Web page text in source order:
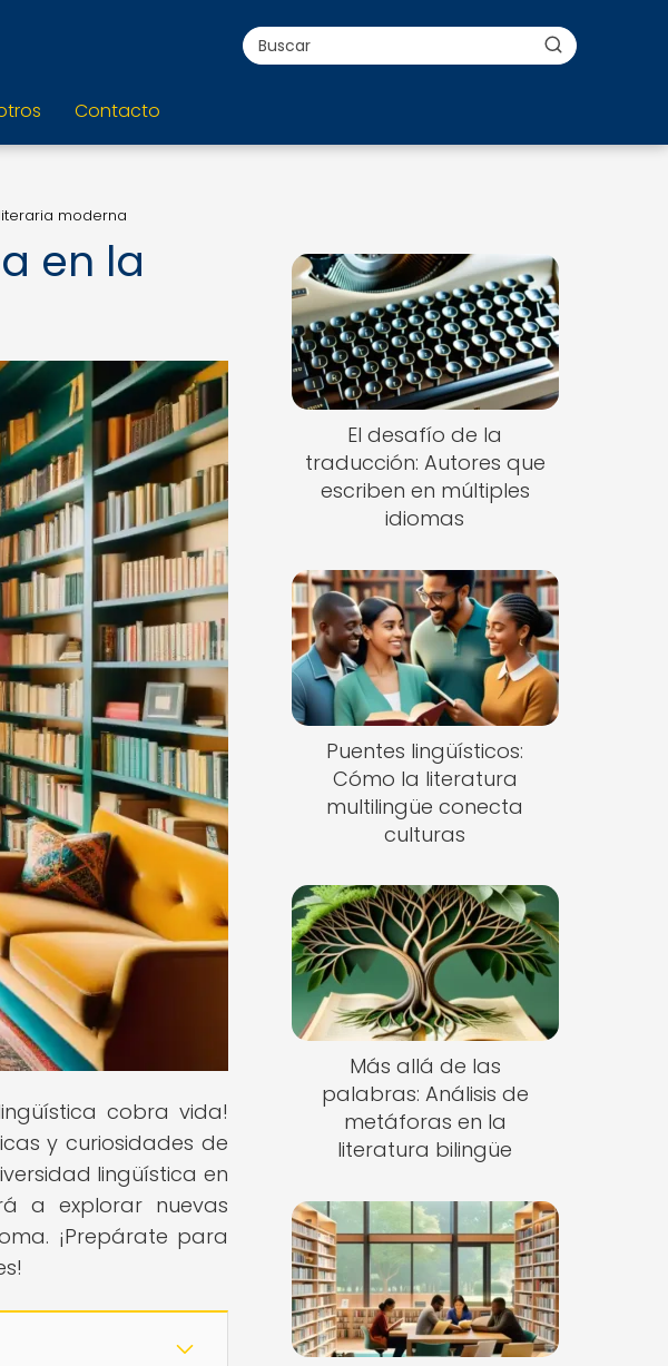
Contacto
moderna
en la
cobra vida!
y curiosidades de
lingüística en
a explorar nuevas
¡Prepárate para
El desafío de la
traducción: Autores que
escriben en múltiples
idiomas
Puentes lingüísticos:
Cómo la literatura
multilingüe conecta
culturas
Más allá de las
palabras: Análisis de
metáforas en la
literatura bilingüe